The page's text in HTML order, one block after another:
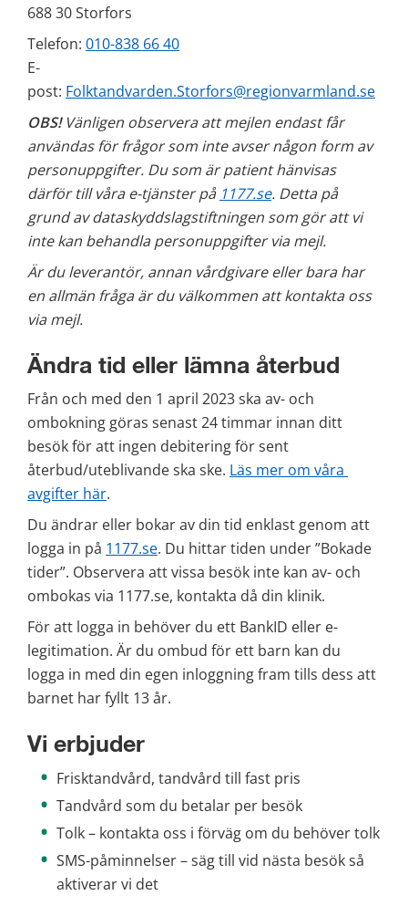
688 30 Storfors
Telefon: 010-838 66 40
E-
post: Folktandvarden.Storfors@regionvarmland.se
OBS! Vänligen observera att mejlen endast får
användas för frågor som inte avser någon form av
personuppgifter. Du som är patient hänvisas
därför till våra e-tjänster på 1177.se. Detta på
grund av dataskyddslagstiftningen som gör att vi
inte kan behandla personuppgifter via mejl.
Är du leverantör, annan vårdgivare eller bara har
en allmän fråga är du välkommen att kontakta oss
via mejl.
Ändra tid eller lämna återbud
Från och med den 1 april 2023 ska av- och
ombokning göras senast 24 timmar innan ditt
besök för att ingen debitering för sent
återbud/uteblivande ska ske. Läs mer om våra
avgifter här.
Du ändrar eller bokar av din tid enklast genom att
logga in på 1177.se. Du hittar tiden under ”Bokade
tider”. Observera att vissa besök inte kan av- och
ombokas via 1177.se, kontakta då din klinik.
För att logga in behöver du ett BankID eller e-
legitimation. Är du ombud för ett barn kan du
logga in med din egen inloggning fram tills dess att
barnet har fyllt 13 år.
Vi erbjuder
Frisktandvård, tandvård till fast pris
Tandvård som du betalar per besök
Tolk – kontakta oss i förväg om du behöver tolk
SMS-påminnelser – säg till vid nästa besök så
aktiverar vi det